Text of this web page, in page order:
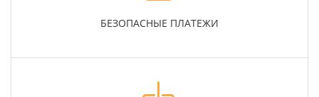
БЕЗОПАСНЫЕ ПЛАТЕЖИ